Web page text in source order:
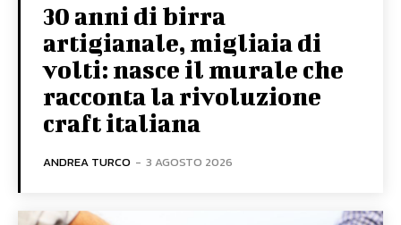
30 anni di birra
artigianale, migliaia di
volti: nasce il murale che
racconta la rivoluzione
craft italiana
ANDREA TURCO - 3 AGOSTO 2026